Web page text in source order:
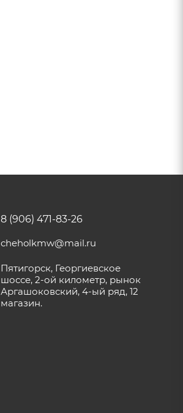
8 (906) 471-83-26
cheholkmw@mail.ru
Пятигорск, Георгиевское
шоссе, 2-ой километр, рынок
Аргашоковский, 4-ый ряд, 12
магазин.